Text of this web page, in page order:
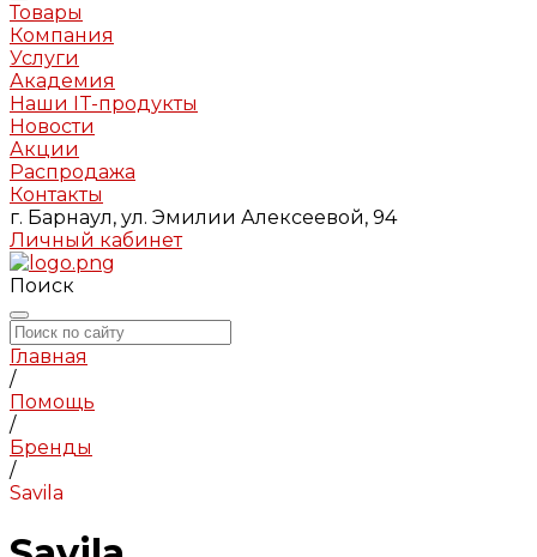
Товары
Компания
Услуги
Академия
Наши IT-продукты
Новости
Акции
Распродажа
Контакты
г. Барнаул, ул. Эмилии Алексеевой, 94
Личный кабинет
Поиск
Главная
/
Помощь
/
Бренды
/
Savila